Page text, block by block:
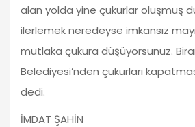
alan yolda yine çukurlar oluşmuş
ilerlemek neredeyse imkansız
mutlaka çukura düşüyorsunuz.
Belediyesi’nden çukurları
dedi.
İMDAT ŞAHİN